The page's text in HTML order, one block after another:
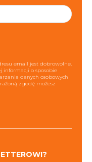
email jest dobrowolne,
informacji o sposobie
danych osobowych
zgodę możesz